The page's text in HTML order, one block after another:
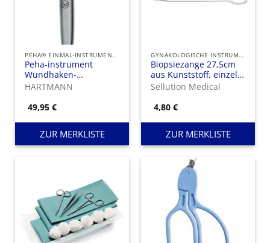
PEHA® EINMAL-INSTRUMENTE
Peha-instrument
Wundhaken-
Kombination
HARTMANN
49,95€
ZUR MERKLISTE
GYNÄKOLOGISCHE INSTRUMENTE
Biopsiezange 27,5cm
aus Kunststoff, einzeln
steril verpackt
Sellution Medical
4,80€
ZUR MERKLISTE